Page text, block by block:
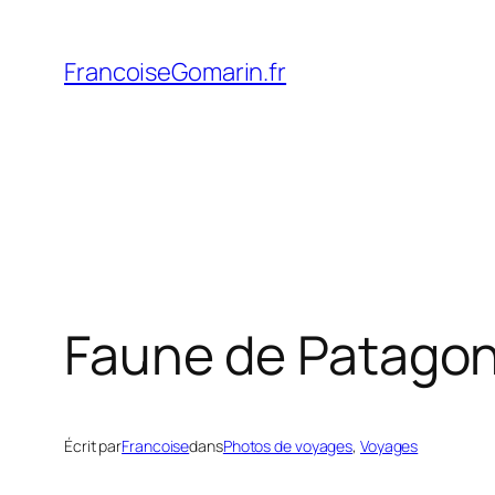
contenu
FrancoiseGomarin.fr
Faune de
Écrit parFrancoisedansPhotos de voyages, Voyages